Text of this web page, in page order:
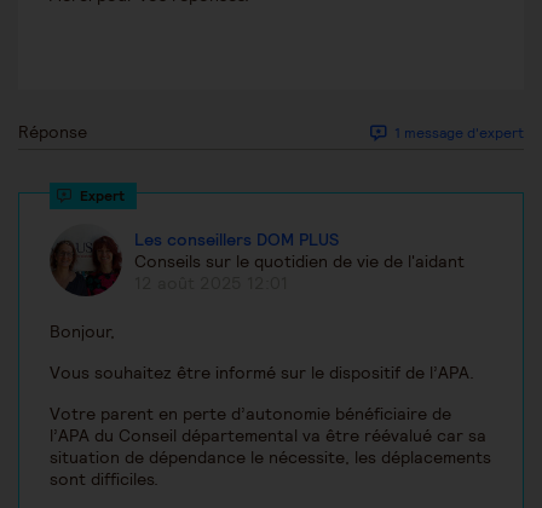
Réponse 1 message d'expert
Les conseillers DOM PLUS
Conseils sur le quotidien de vie de l'aidant
Bonjour,
Vous souhaitez être informé sur le dispositif de l’APA.
Votre parent en perte d’autonomie bénéficiaire de
l’APA du Conseil départemental va être réévalué car sa
situation de dépendance le nécessite, les déplacements
sont difficiles.